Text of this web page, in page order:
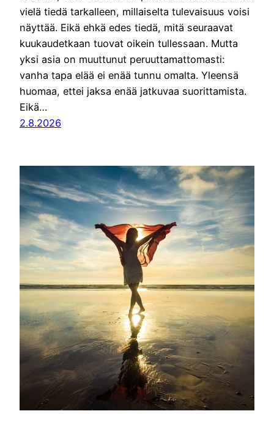
vielä tiedä tarkalleen, millaiselta tulevaisuus voisi
näyttää. Eikä ehkä edes tiedä, mitä seuraavat
kuukaudetkaan tuovat oikein tullessaan. Mutta
yksi asia on muuttunut peruuttamattomasti:
vanha tapa elää ei enää tunnu omalta. Yleensä
huomaa, ettei jaksa enää jatkuvaa suorittamista.
Eikä…
2.8.2026